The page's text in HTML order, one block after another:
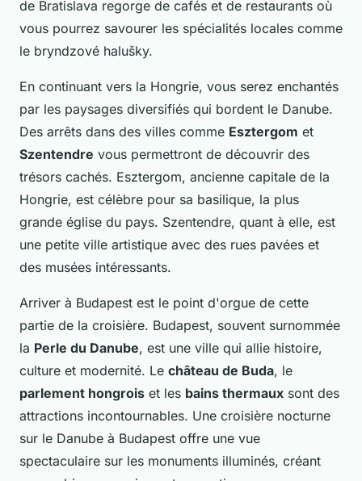
de Bratislava regorge de cafés et de restaurants où
vous pourrez savourer les spécialités locales comme
le bryndzové halušky.
En continuant vers la Hongrie, vous serez enchantés
par les paysages diversifiés qui bordent le Danube.
Des arrêts dans des villes comme Esztergom et
Szentendre vous permettront de découvrir des
trésors cachés. Esztergom, ancienne capitale de la
Hongrie, est célèbre pour sa basilique, la plus
grande église du pays. Szentendre, quant à elle, est
une petite ville artistique avec des rues pavées et
des musées intéressants.
Arriver à Budapest est le point d'orgue de cette
partie de la croisière. Budapest, souvent surnommée
la Perle du Danube, est une ville qui allie histoire,
culture et modernité. Le château de Buda, le
parlement hongrois et les bains thermaux sont des
attractions incontournables. Une croisière nocturne
sur le Danube à Budapest offre une vue
spectaculaire sur les monuments illuminés, créant